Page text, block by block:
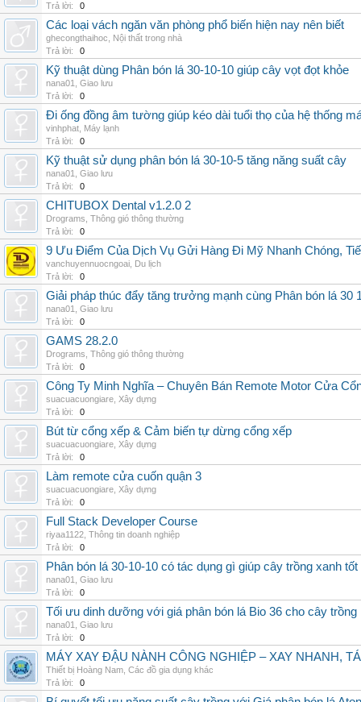
Trả lời:
0
Các loại vách ngăn văn phòng phổ biến hiện nay nên biết
ghecongthaihoc
Nội thất trong nhà
Trả lời:
0
Kỹ thuật dùng Phân bón lá 30-10-10 giúp cây vọt đọt khỏe
nana01
Giao lưu
Trả lời:
0
Đi ống đồng âm tường giúp kéo dài tuổi thọ của hệ thống
vinhphat Máy lạnh
Trả lời:
0
Kỹ thuật sử dụng phân bón lá 30-10-5 tăng năng suất cây
nana01
Giao lưu
Trả lời:
0
CHITUBOX Dental v1.2.0 2
Drograms Thông gió thông thường
Trả lời:
0
9 Ưu Điểm Của Dịch Vụ Gửi Hàng Đi Mỹ Nhanh Chóng,
vanchuyennuocngoai Du lịch
Trả lời:
0
Giải pháp thúc đẩy tăng trưởng mạnh cùng Phân bón lá 30
nana01
Giao lưu
Trả lời:
0
GAMS 28.2.0
Drograms Thông gió thông thường
Trả lời:
0
Công Ty Minh Nghĩa – Chuyên Bán Remote Motor Cửa
suacuacuongiare Xây dựng
Trả lời:
0
Bút từ cổng xếp & Cảm biến tự dừng cổng xếp
suacuacuongiare Xây dựng
Trả lời:
0
Làm remote cửa cuốn quận 3
suacuacuongiare Xây dựng
Trả lời:
0
Full Stack Developer Course
riyaa1122 Thông tin doanh nghiệp
Trả lời:
0
Phân bón lá 30-10-10 có tác dụng gì giúp cây trồng xanh tốt
nana01
Giao lưu
Trả lời:
0
Tối ưu dinh dưỡng với giá phân bón lá Bio 36 cho cây trồng
nana01
Giao lưu
Trả lời:
0
MÁY XAY ĐẬU NÀNH CÔNG NGHIỆP – XAY NHANH,
Thiết bị Hoàng Nam Các đồ gia dụng khác
Trả lời:
0